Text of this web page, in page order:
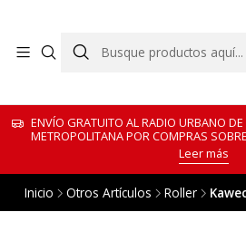
ENVÍO GRATUITO AL RADIO URBANO DE
METROPOLITANA POR COMPRAS
Leer más
Inicio Otros Artículos Roller